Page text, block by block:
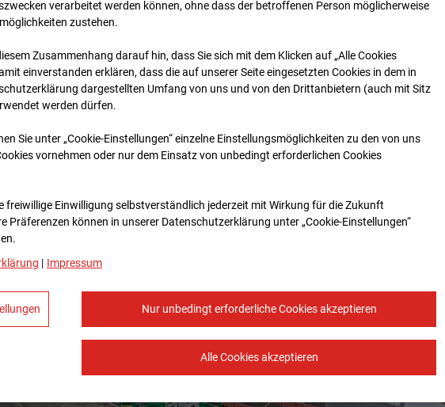
verarbeitet werden können, ohne dass der betroffenen Person möglicherweise
zustehen.
Zusammenhang darauf hin, dass Sie sich mit dem Klicken auf „Alle Cookies
ein­ver­standen erklären, dass die auf unserer Seite eingesetzten Cookies in dem in
dargestellten Umfang von uns und von den Drittanbietern (auch mit Sitz
werden dürfen.
Sie unter „Cookie-Einstellungen“ einzelne Einstellungsmöglichkeiten zu den von uns
vornehmen oder nur dem Einsatz von unbedingt erforderlichen Cookies
freiwillige Einwilligung selbstverständlich jederzeit mit Wirkung für die Zukunft
Prä­fe­renzen können in unserer Datenschutzerklärung unter „Cookie-Einstellungen“
| Impressum
Nur unbedingt erforderliche Cookies akzeptieren
Alle Cookies akzeptieren